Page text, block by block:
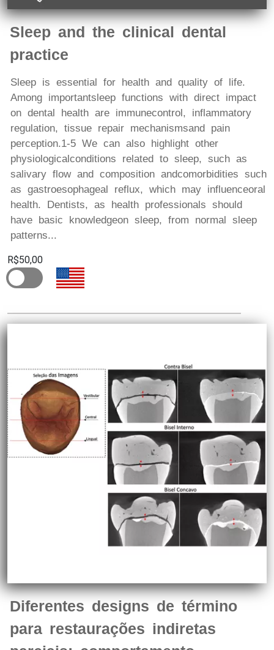
Sleep and the clinical dental
practice
Sleep is essential for health and quality of life.
Among importantsleep functions with direct impact
on dental health are immunecontrol, inflammatory
regulation, tissue repair mechanismsand pain
perception.1-5 We can also highlight other
physiologicalconditions related to sleep, such as
salivary flow and composition andcomorbidities such
as gastroesophageal reflux, which may influenceoral
health. Dentists, as health professionals should
have basic knowledgeon sleep, from normal sleep
patterns...
R$50,00
Diferentes designs de término
para restaurações indiretas